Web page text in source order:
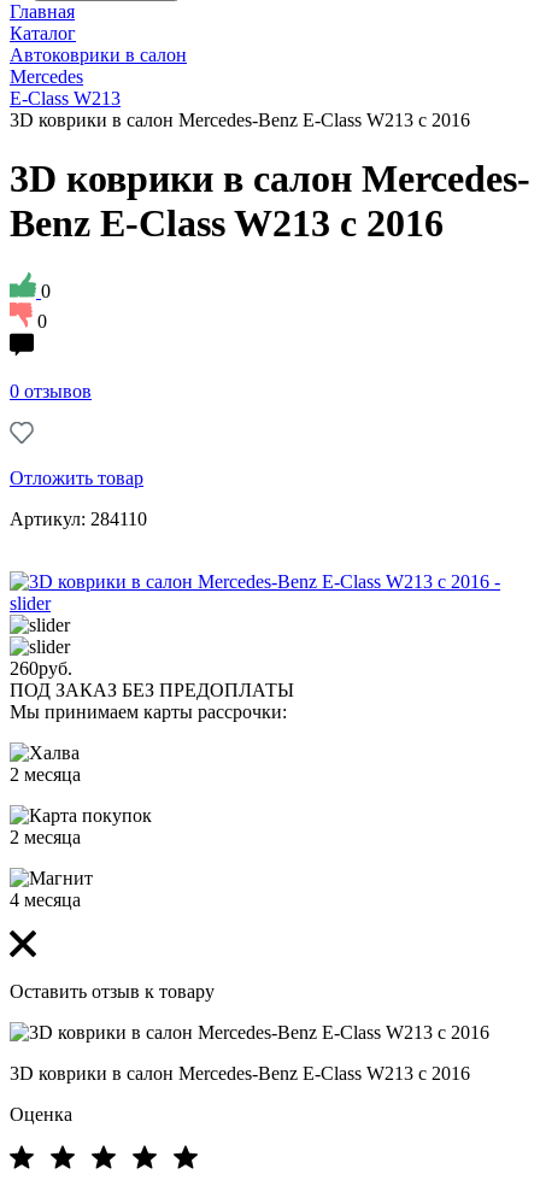
Главная
Каталог
Автоковрики в салон
Mercedes
E-Class W213
3D коврики в салон Mercedes-Benz E-Class W213 с 2016
3D коврики в салон Mercedes-
Benz E-Class W213 с 2016
0
0
0 отзывов
Отложить товар
Артикул: 284110
260руб.
ПОД ЗАКАЗ БЕЗ ПРЕДОПЛАТЫ
Мы принимаем карты рассрочки:
2 месяца
2 месяца
4 месяца
Оставить отзыв к товару
3D коврики в салон Mercedes-Benz E-Class W213 с 2016
Оценка